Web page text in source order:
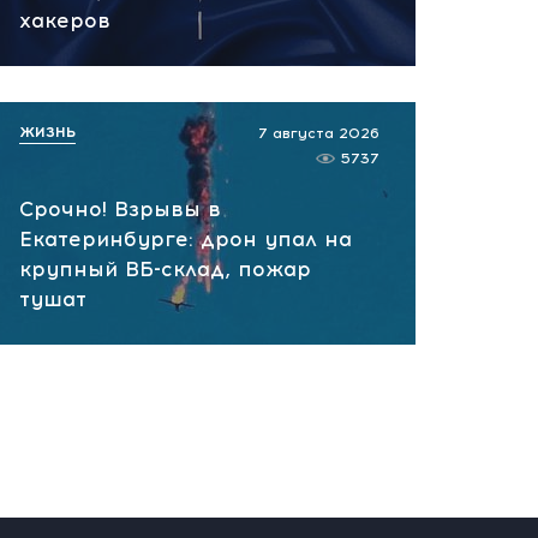
НАТО планирует и
России! Сенсационное
заявление хакеров
хакеров
Срочно! Взрывы в
Екатеринбурге: дрон упал на
крупный ВБ-склад, пожар
тушат
7 августа 2026
5737
ЖИЗНЬ